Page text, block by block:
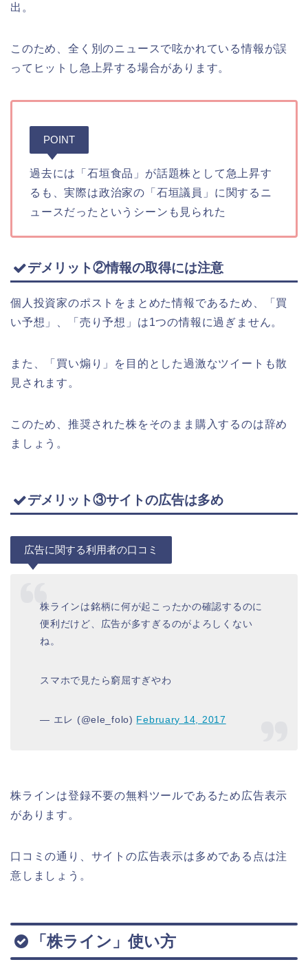
出。
このため、全く別のニュースで呟かれている情報が誤
ってヒットし急上昇する場合があります。
POINT
過去には「石垣食品」が話題株として急上昇す
るも、実際は政治家の「石垣議員」に関するニ
ュースだったというシーンも見られた
デメリット②情報の取得には注意
個人投資家のポストをまとめた情報であるため、「買
い予想」、「売り予想」は1つの情報に過ぎません。
また、「買い煽り」を目的とした過激なツイートも散
見されます。
このため、推奨された株をそのまま購入するのは辞め
ましょう。
デメリット③サイトの広告は多め
広告に関する利用者の口コミ
株ラインは銘柄に何が起こったかの確認するのに
便利だけど、広告が多すぎるのがよろしくない
ね。
スマホで見たら窮屈すぎやわ
— エレ (@ele_folo) February 14, 2017
株ラインは登録不要の無料ツールであるため広告表示
があります。
口コミの通り、サイトの広告表示は多めである点は注
意しましょう。
「株ライン」使い方